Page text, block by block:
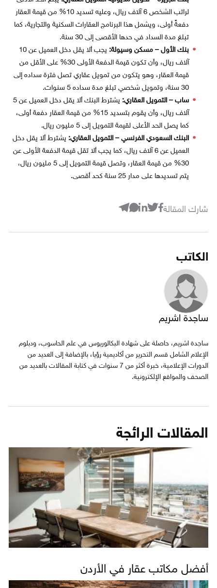
لراتب الشخص 6 آلاف ريال، وعليه تسديد 10% من قيمة العقار
دفعةً أولى، ويشمل هذا البرنامج العقارات السكنية والتجارية، كما
تبلغ مدة السداد في حدها الأقصى إلى 30 سنة.
بنك الأول – مسكن وسيولة:
يجب ألا يقل دخل العميل عن 10
آلاف ريال، وأن تكون قيمة الدفعة الأولى 30% على الأقل من
قيمة العقار، وهو يتكون من تمويل عقاري تصل فترة سداده إلى
30 سنة، وتمويل شخصي تبلغ مدة سداده 5 سنوات.
ساب – التمويل العقاري:
يشترط البنك ألا يقل دخل العميل عن 5
آلاف ريال، وأن يقوم بتسديد 15% من قيمة العقار دفعة أولى،
كما يصل الحد الأعلى لقيمة التمويل إلى 5 مليون ريال.
البنك السعودي الفرنسي – التمويل العقاري: يشترط ألا يقل دخل
العميل عن 6 آلاف ريال، كما يجب ألا تقل قيمة الدفعة الأولى عن
30% من قيمة العقار، وتصل قيمة التمويل إلى 5 مليون ريال،
يتم تسديدها على مدار 25 سنة كحد أقصى.
شارك المقالة
الكاتب
ساجدة اشريم
ساجدة اشريم، حاصلة على شهادة البكالوريوس في علم الحاسوب، ودبلوم
الإعلام الشامل قسم التحرير من أكاديمية رؤيا، بالإضافة إلى العديد من
الدورات الإعلامية، خبرة أكثر من 7 سنوات في كتابة المقالات بالعديد من
الصحف والمواقع الإلكترونية.
المقالات الرائجة
أفضل مكاتب عقار في الأردن